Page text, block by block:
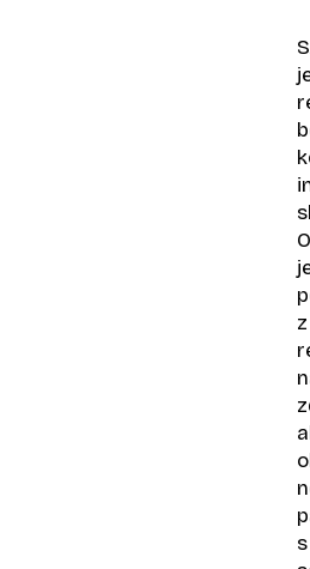
z
s